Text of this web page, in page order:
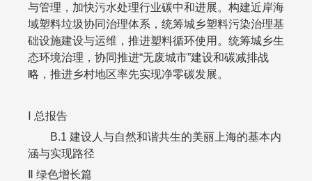
与管理，加快污水处理行业碳中和进展。构建近岸海
域塑料垃圾协同治理体系，统筹城乡塑料污染治理基
础设施建设与运维，推进塑料循环使用。统筹城乡生
态环境治理，协同推进“无废城市”建设和碳减排战
略，推进乡村地区率先实现净零碳发展。
Ⅰ 总报告
B.1 建设人与自然和谐共生的美丽上海的基本内
涵与实现路径
Ⅱ 绿色增长篇